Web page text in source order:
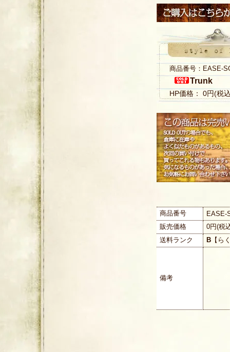
商品番号：EASE-
Trunk
HP価格： 0円(税
商品番号
EASE-
販売価格
0円(税
送料ランク
B 【ら
備考